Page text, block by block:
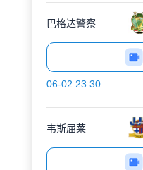
巴格达警察
06-02 23:30
韦斯屈莱